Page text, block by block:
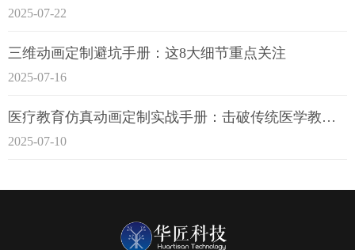
2025-07-22
三维动画定制避坑手册：这8大细节重点关注
2025-07-16
医疗教育仿真动画定制实战手册：击破传统医学教育7大痛点
2025-07-10